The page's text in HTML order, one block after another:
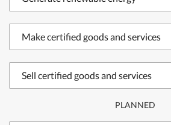
Make certified goods and services
Sell certified goods and services
PLANNED